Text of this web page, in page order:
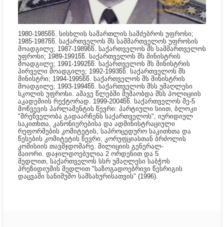
1980-1985წწ. სისხლის სამართლის სამძებროს უფროსი;
1985-1987წწ. საქართველოს შს სამმართველოს უფროსის
მოადგილე; 1987-1989წწ. საქართველოს შს სამმართველოს
უფროსი; 1989-1991წწ. საქართველოს შს მინისტრის
მოადგილე; 1991-1992წწ. საქართველოს შს მინისტრის
პირველი მოადგილე; 1992-1993წწ. საქართველოს შს
მინისტრი; 1994-1995წწ. საქართველოს შს მინისტრის
მოადგილე; 1993-1994წწ. საქართველოს შსს უმაღლესი
სკოლის უფროსი. ამავე წლებში მუშაობდა შსს პოლიციის
აკადემიის რექტორად. 1999-2004წწ. საქართველოს მე-5
მოწვევის პარლამენტის წევრი: პარტიული სიით, ბლოკი
"მრეწველობა გადაარჩენს საქართველოს", იურიდიულ
საკითხთა, კანონიერებისა და ადმინისტრაციული
რეფორმების კომიტეტის, საპროცედურო საკითხთა და
წესების კომიტეტის წევრი, კორუფციასთან ბრძოლის
კომისიის თავმჯდომარე. მილიციის გენერალ-
მაიორი. დაჯილდოებულია 2 ორდენით და 5
მედლით, საქართველოს სსრ უმაღლესი საბჭოს
პრეზიდიუმის მედლით "საზოგადოებრივი წესრიგის
დაცვაში სანიმუშო სამსახურისათვის" (1996).